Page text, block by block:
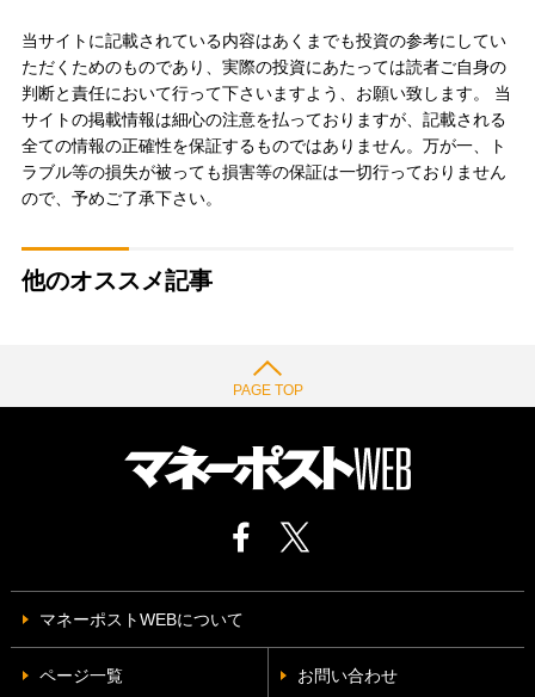
当サイトに記載されている内容はあくまでも投資の参考にしてい
ただくためのものであり、実際の投資にあたっては読者ご自身の
判断と責任において行って下さいますよう、お願い致します。 当
サイトの掲載情報は細心の注意を払っておりますが、記載される
全ての情報の正確性を保証するものではありません。万が一、ト
ラブル等の損失が被っても損害等の保証は一切行っておりません
ので、予めご了承下さい。
他のオススメ記事
PAGE TOP
マネーポストWEBについて
ページ一覧 お問い合わせ